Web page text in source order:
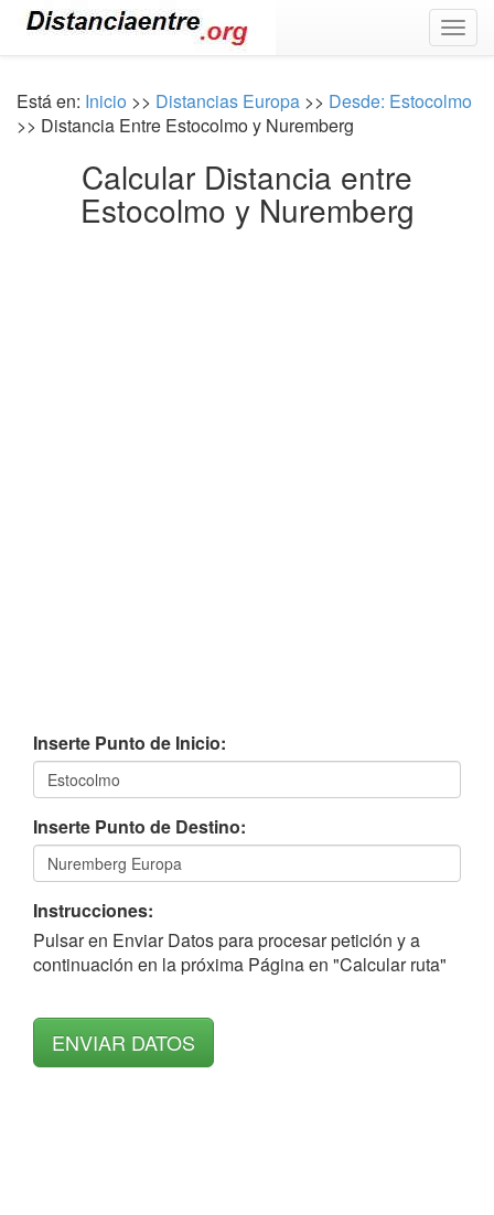
Está en: Inicio >> Distancias Europa >> Desde: Estocolmo
>> Distancia Entre Estocolmo y Nuremberg
Calcular Distancia entre
Estocolmo y Nuremberg
Inserte Punto de Inicio:
Inserte Punto de Destino:
Instrucciones:
Pulsar en Enviar Datos para procesar petición y a
continuación en la próxima Página en "Calcular ruta"